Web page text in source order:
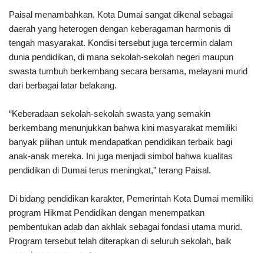
Paisal menambahkan, Kota Dumai sangat dikenal sebagai
daerah yang heterogen dengan keberagaman harmonis di
tengah masyarakat. Kondisi tersebut juga tercermin dalam
dunia pendidikan, di mana sekolah-sekolah negeri maupun
swasta tumbuh berkembang secara bersama, melayani murid
dari berbagai latar belakang.
“Keberadaan sekolah-sekolah swasta yang semakin
berkembang menunjukkan bahwa kini masyarakat memiliki
banyak pilihan untuk mendapatkan pendidikan terbaik bagi
anak-anak mereka. Ini juga menjadi simbol bahwa kualitas
pendidikan di Dumai terus meningkat,” terang Paisal.
Di bidang pendidikan karakter, Pemerintah Kota Dumai memiliki
program Hikmat Pendidikan dengan menempatkan
pembentukan adab dan akhlak sebagai fondasi utama murid.
Program tersebut telah diterapkan di seluruh sekolah, baik